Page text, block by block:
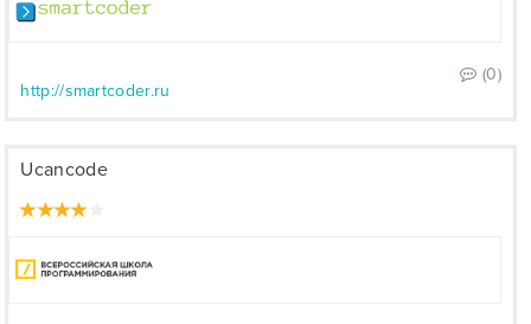
(0)
http://smartcoder.ru
Ucancode